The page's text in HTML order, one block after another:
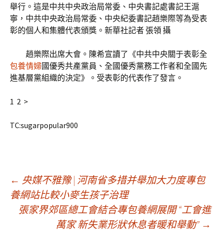
舉行。這是中共中央政治局常委、中央書記處書記王滬
寧，中共中央政治局常委、中央紀委書記趙樂際等為受表
彰的個人和集體代表頒獎。新華社記者 張領 攝
趙樂際出席大會。陳希宣讀了《中共中央關于表彰全
包養情婦國優秀共產黨員、全國優秀黨務工作者和全國先
進基層黨組織的決定》。受表彰的代表作了發言。
1 2 >
TC:sugarpopular900
文
章
← 央媒不雅豫 | 河南省多措并舉加大力度專包
養網站比較小麥生孩子治理
張家界郊區總工會結合專包養網展開 “工會進
萬家 新失業形狀休息者暖和舉動” →